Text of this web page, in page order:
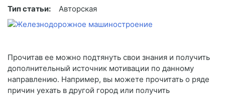
Тип статьи: Авторская
Прочитав ее можно подтянуть свои знания и получить
дополнительный источник мотивации по данному
направлению. Например, вы можете прочитать о ряде
причин уехать в другой город или получить